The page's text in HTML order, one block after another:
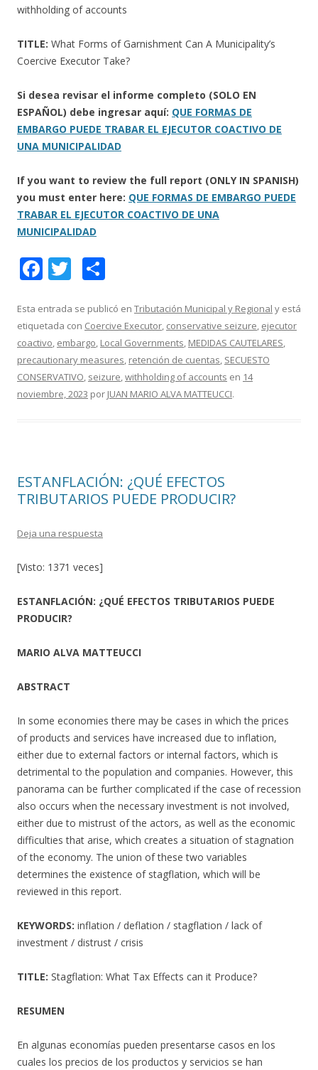
withholding of accounts
TITLE: What Forms of Garnishment Can A Municipality’s
Coercive Executor Take?
Si desea revisar el informe completo (SOLO EN
ESPAÑOL) debe ingresar aquí: QUE FORMAS DE
EMBARGO PUEDE TRABAR EL EJECUTOR COACTIVO DE
UNA MUNICIPALIDAD
If you want to review the full report (ONLY IN SPANISH)
you must enter here: QUE FORMAS DE EMBARGO PUEDE
TRABAR EL EJECUTOR COACTIVO DE UNA
MUNICIPALIDAD
F
e
b
o
o
k
T
itt
er
m
p
ar
ti
r
Esta entrada se publicó en Tributación Municipal y Regional y está
etiquetada con Coercive Executor, conservative seizure, ejecutor
coactivo, embargo, Local Governments, MEDIDAS CAUTELARES,
precautionary measures, retención de cuentas, SECUESTO
CONSERVATIVO, seizure,withholding of accounts en 14
noviembre, 2023 por JUAN MARIO ALVA MATTEUCCI.
ESTANFLACIÓN: ¿QUÉ EFECTOS
TRIBUTARIOS PUEDE PRODUCIR?
Deja una respuesta
[Visto: 1371 veces]
ESTANFLACIÓN: ¿QUÉ EFECTOS TRIBUTARIOS PUEDE
PRODUCIR?
MARIO ALVA MATTEUCCI
ABSTRACT
In some economies there may be cases in which the prices
of products and services have increased due to inflation,
either due to external factors or internal factors, which is
detrimental to the population and companies. However, this
panorama can be further complicated if the case of recession
also occurs when the necessary investment is not involved,
either due to mistrust of the actors, as well as the economic
difficulties that arise, which creates a situation of stagnation
of the economy. The union of these two variables
determines the existence of stagflation, which will be
reviewed in this report.
KEYWORDS: inflation / deflation / stagflation / lack of
investment / distrust / crisis
TITLE: Stagflation: What Tax Effects can it Produce?
RESUMEN
En algunas economías pueden presentarse casos en los
cuales los precios de los productos y servicios se han